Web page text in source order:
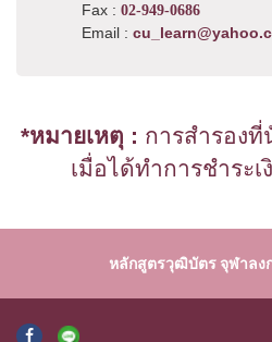
Fax : 02-949-0686
Email :
*หมายเหตุ : การสำรอง
เมื่อได้ทำการชำระเ
หลักสูตรวุฒิบัตร จุฬาลง